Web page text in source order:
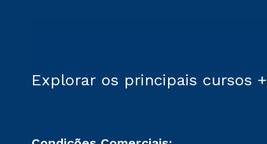
Explorar os principais cursos +